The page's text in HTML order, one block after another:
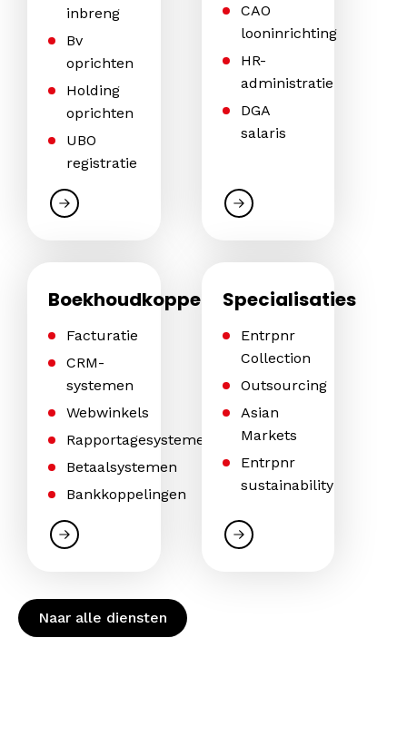
inbreng
Bv
oprichten
Holding
oprichten
UBO
registratie
CAO
looninrichting
HR-
administratie
DGA
salaris
Boekhoudkoppelingen
Facturatie
CRM-
systemen
Webwinkels
Rapportagesystemen
Betaalsystemen
Bankkoppelingen
Specialisaties
Entrpnr
Collection
Outsourcing
Asian
Markets
Entrpnr
sustainability
Naar alle diensten